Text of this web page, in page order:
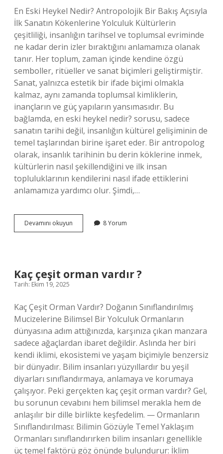
En Eski Heykel Nedir? Antropolojik Bir Bakış Açısıyla
İlk Sanatın Kökenlerine Yolculuk Kültürlerin
çeşitliliği, insanlığın tarihsel ve toplumsal evriminde
ne kadar derin izler bıraktığını anlamamıza olanak
tanır. Her toplum, zaman içinde kendine özgü
semboller, ritüeller ve sanat biçimleri geliştirmiştir.
Sanat, yalnızca estetik bir ifade biçimi olmakla
kalmaz, aynı zamanda toplumsal kimliklerin,
inançların ve güç yapıların yansımasıdır. Bu
bağlamda, en eski heykel nedir? sorusu, sadece
sanatın tarihi değil, insanlığın kültürel gelişiminin de
temel taşlarından birine işaret eder. Bir antropolog
olarak, insanlık tarihinin bu derin köklerine inmek,
kültürlerin nasıl şekillendiğini ve ilk insan
topluluklarının kendilerini nasıl ifade ettiklerini
anlamamıza yardımcı olur. Şimdi,…
Devamını okuyun
eski
8 Yorum
Kaç çeşit orman vardır ?
Tarih: Ekim 19, 2025
Kaç Çeşit Orman Vardır? Doğanın Sınıflandırılmış
Mucizelerine Bilimsel Bir Yolculuk Ormanların
dünyasına adım attığınızda, karşınıza çıkan manzara
sadece ağaçlardan ibaret değildir. Aslında her biri
kendi iklimi, ekosistemi ve yaşam biçimiyle benzersiz
bir dünyadır. Bilim insanları yüzyıllardır bu yeşil
diyarları sınıflandırmaya, anlamaya ve korumaya
çalışıyor. Peki gerçekten kaç çeşit orman vardır? Gel,
bu sorunun cevabını hem bilimsel merakla hem de
anlaşılır bir dille birlikte keşfedelim. — Ormanların
Sınıflandırılması: Bilimin Gözüyle Temel Yaklaşım
Ormanları sınıflandırırken bilim insanları genellikle
üç temel faktörü göz önünde bulundurur: İklim